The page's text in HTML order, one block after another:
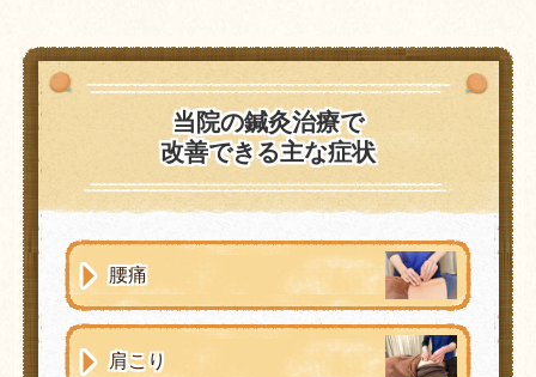
当院の鍼灸治療で
改善できる主な症状
腰痛
肩こり